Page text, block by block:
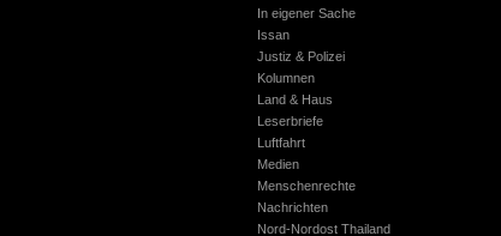
In eigener Sache
Issan
Justiz & Polizei
Kolumnen
Land & Haus
Leserbriefe
Luftfahrt
Medien
Menschenrechte
Nachrichten
Nord-Nordost Thailand